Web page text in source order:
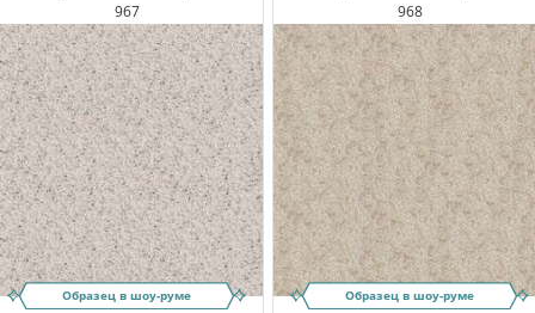
967
Образец в шоу-руме
968
Образец в шоу-руме